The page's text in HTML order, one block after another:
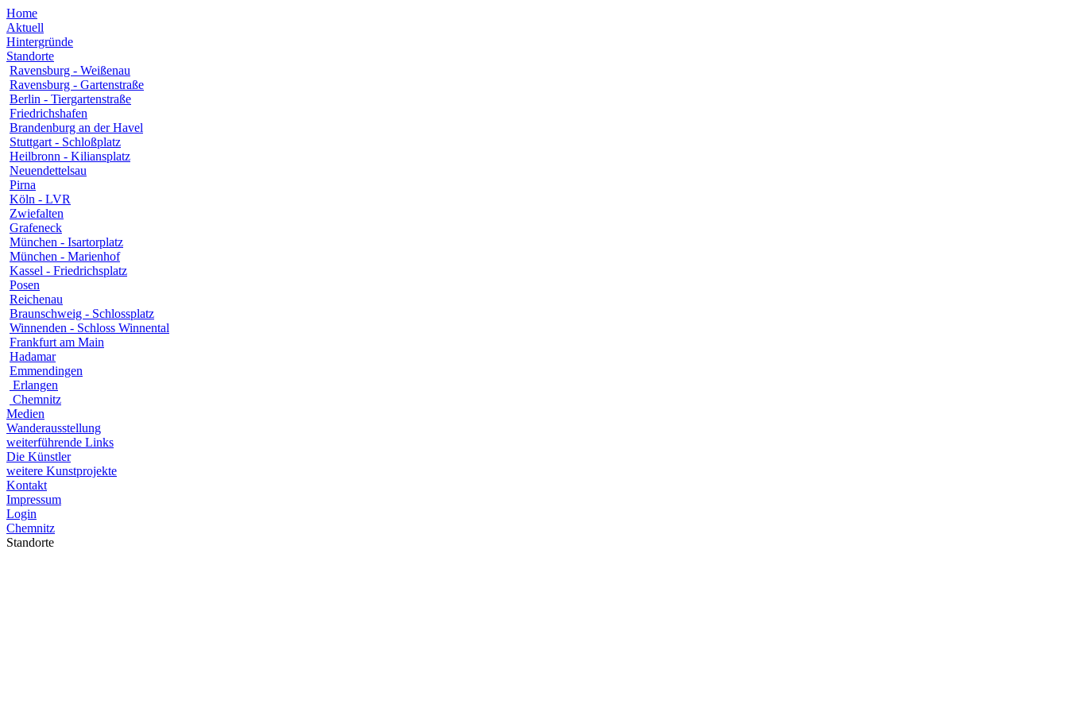
Home
Aktuell
Hintergründe
Standorte
Ravensburg - Weißenau
Ravensburg - Gartenstraße
Berlin - Tiergartenstraße
Friedrichshafen
Brandenburg an der Havel
Stuttgart - Schloßplatz
Heilbronn - Kiliansplatz
Neuendettelsau
Pirna
Köln - LVR
Zwiefalten
Grafeneck
München - Isartorplatz
München - Marienhof
Kassel - Friedrichsplatz
Posen
Reichenau
Braunschweig - Schlossplatz
Winnenden - Schloss Winnental
Frankfurt am Main
Hadamar
Emmendingen
Erlangen
Chemnitz
Medien
Wanderausstellung
weiterführende Links
Die Künstler
weitere Kunstprojekte
Kontakt
Impressum
Login
Chemnitz
Standorte